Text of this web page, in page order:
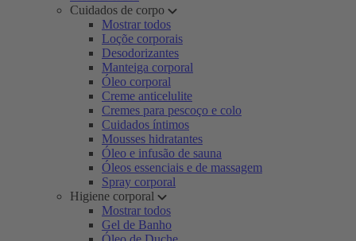
Cuidados de corpo
Mostrar todos
Loçõe corporais
Desodorizantes
Manteiga corporal
Óleo corporal
Creme anticelulite
Cremes para pescoço e colo
Cuidados íntimos
Mousses hidratantes
Óleo e infusão de sauna
Óleos essenciais e de massagem
Spray corporal
Higiene corporal
Mostrar todos
Gel de Banho